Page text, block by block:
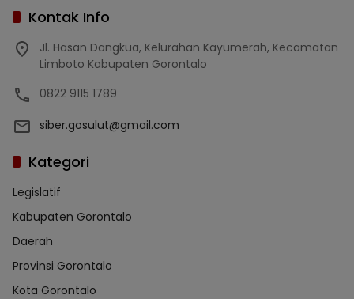
Kontak Info
Jl. Hasan Dangkua, Kelurahan Kayumerah, Kecamatan
Limboto Kabupaten Gorontalo
0822 9115 1789
siber.gosulut@gmail.com
Kategori
Legislatif
Kabupaten Gorontalo
Daerah
Provinsi Gorontalo
Kota Gorontalo